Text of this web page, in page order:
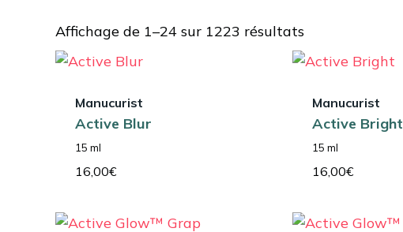
Affichage de 1–24 sur 1223 résultats
Manucurist
Active Blur
15 ml
16,00€
Manucurist
Active Bright
15 ml
16,00€